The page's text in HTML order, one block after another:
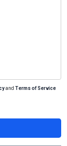
and Terms of Service